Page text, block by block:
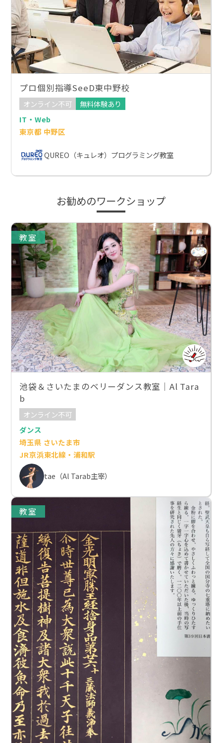
プロ個別指導SeeD東中野校
オンライン不可
無料体験あり
IT・Web
東京都 中野区
QUREO（キュレオ）プログラミング教室
お勧めのワークショップ
教室
池袋＆さいたまのベリーダンス教室｜Al Tara
b
オンライン不可
ダンス
埼玉県 さいたま市
JR京浜東北線・浦和駅
tae（Al Tarab主宰）
教室